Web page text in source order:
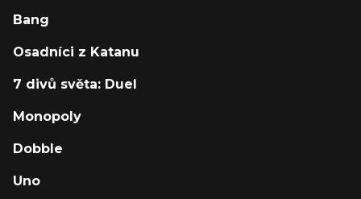
Bang
Osadníci z Katanu
7 divů světa: Duel
Monopoly
Dobble
Uno